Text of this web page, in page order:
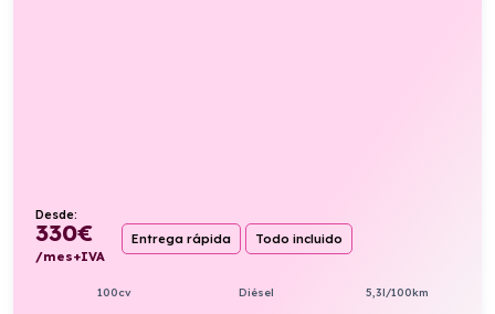
Desde:
330€
/mes+IVA
Entrega rápida Todo incluido
100cv Diésel 5,3l/100km